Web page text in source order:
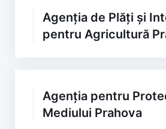
Agenția de Plăți și
pentru Agricultură
Agenția pentru
Mediului Prahova